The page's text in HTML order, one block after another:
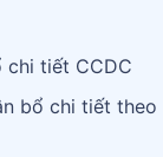
chi tiết CCDC
bổ chi tiết theo